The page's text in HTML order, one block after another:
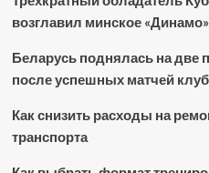
возглавил минское «Динамо»
Беларусь поднялась на две
после успешных матчей
Как снизить расходы на
транспорта